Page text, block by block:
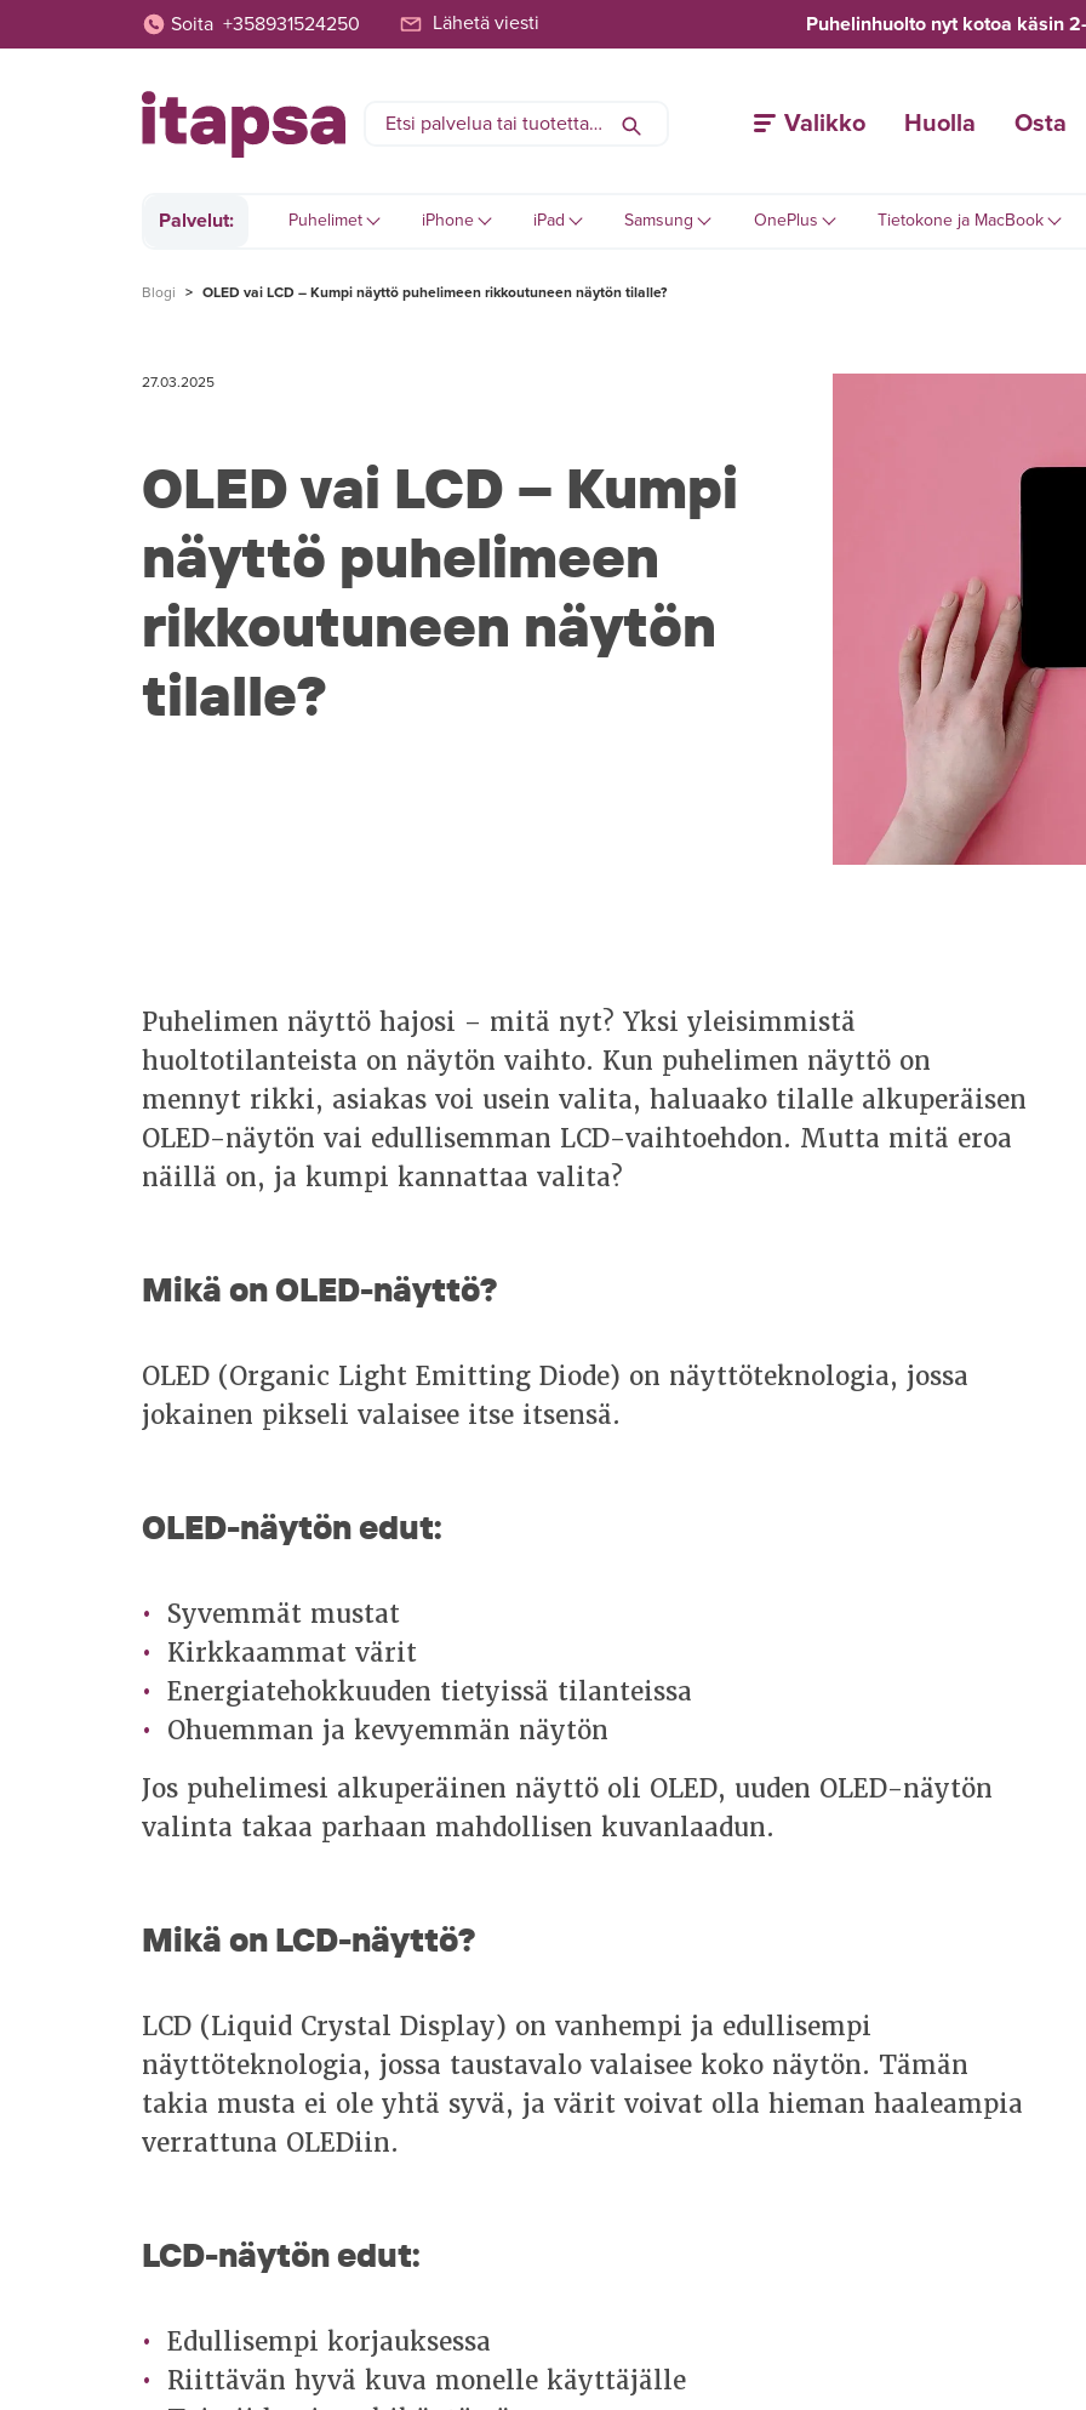
Soita +358931524250 Lähetä viesti Puhelinhuolto nyt kotoa käsin
Valikko Huolla Osta
Palvelut: Puhelimet iPhone iPad Samsung OnePlus Tietokone ja MacBook
Blogi > OLED vai LCD – Kumpi näyttö puhelimeen rikkoutuneen näytön tilalle?
27.03.2025
OLED vai LCD – Kumpi
näyttö puhelimeen
rikkoutuneen näytön
tilalle?
Puhelimen näyttö hajosi – mitä nyt? Yksi yleisimmistä
huoltotilanteista on näytön vaihto. Kun puhelimen näyttö on
mennyt rikki, asiakas voi usein valita, haluaako tilalle alkuperäisen
OLED-näytön vai edullisemman LCD-vaihtoehdon. Mutta mitä eroa
näillä on, ja kumpi kannattaa valita?
Mikä on OLED-näyttö?
OLED (Organic Light Emitting Diode) on näyttöteknologia, jossa
jokainen pikseli valaisee itse itsensä.
OLED-näytön edut:
Syvemmät mustat
Kirkkaammat värit
Energiatehokkuuden tietyissä tilanteissa
Ohuemman ja kevyemmän näytön
Jos puhelimesi alkuperäinen näyttö oli OLED, uuden OLED-näytön
valinta takaa parhaan mahdollisen kuvanlaadun.
Mikä on LCD-näyttö?
LCD (Liquid Crystal Display) on vanhempi ja edullisempi
näyttöteknologia, jossa taustavalo valaisee koko näytön. Tämän
takia musta ei ole yhtä syvä, ja värit voivat olla hieman haaleampia
verrattuna OLEDiin.
LCD-näytön edut:
Edullisempi korjauksessa
Riittävän hyvä kuva monelle käyttäjälle